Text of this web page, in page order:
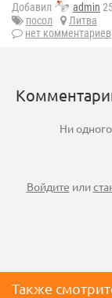
Добавил admin
посол
Литва
нет комментариев
Ни
Войдите или
Также